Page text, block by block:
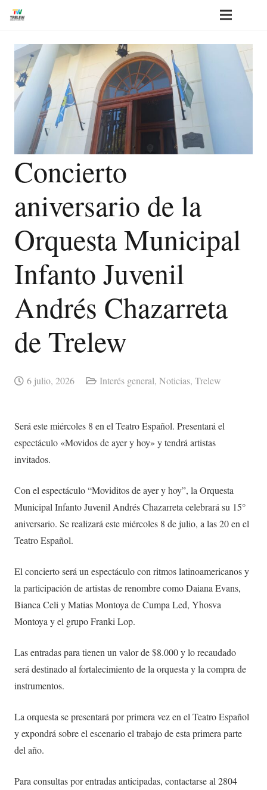
Concierto
aniversario de la
Orquesta Municipal
Infanto Juvenil
Andrés Chazarreta
de Trelew
6 julio, 2026 Interés general, Noticias, Trelew
Será este miércoles 8 en el Teatro Español. Presentará el
espectáculo «Movidos de ayer y hoy» y tendrá artistas
invitados.
Con el espectáculo “Moviditos de ayer y hoy”, la Orquesta
Municipal Infanto Juvenil Andrés Chazarreta celebrará su 15°
aniversario. Se realizará este miércoles 8 de julio, a las 20 en el
Teatro Español.
El concierto será un espectáculo con ritmos latinoamericanos y
la participación de artistas de renombre como Daiana Evans,
Bianca Celi y Matias Montoya de Cumpa Led, Yhosva
Montoya y el grupo Franki Lop.
Las entradas para tienen un valor de $8.000 y lo recaudado
será destinado al fortalecimiento de la orquesta y la compra de
instrumentos.
La orquesta se presentará por primera vez en el Teatro Español
y expondrá sobre el escenario el trabajo de esta primera parte
del año.
Para consultas por entradas anticipadas, contactarse al 2804